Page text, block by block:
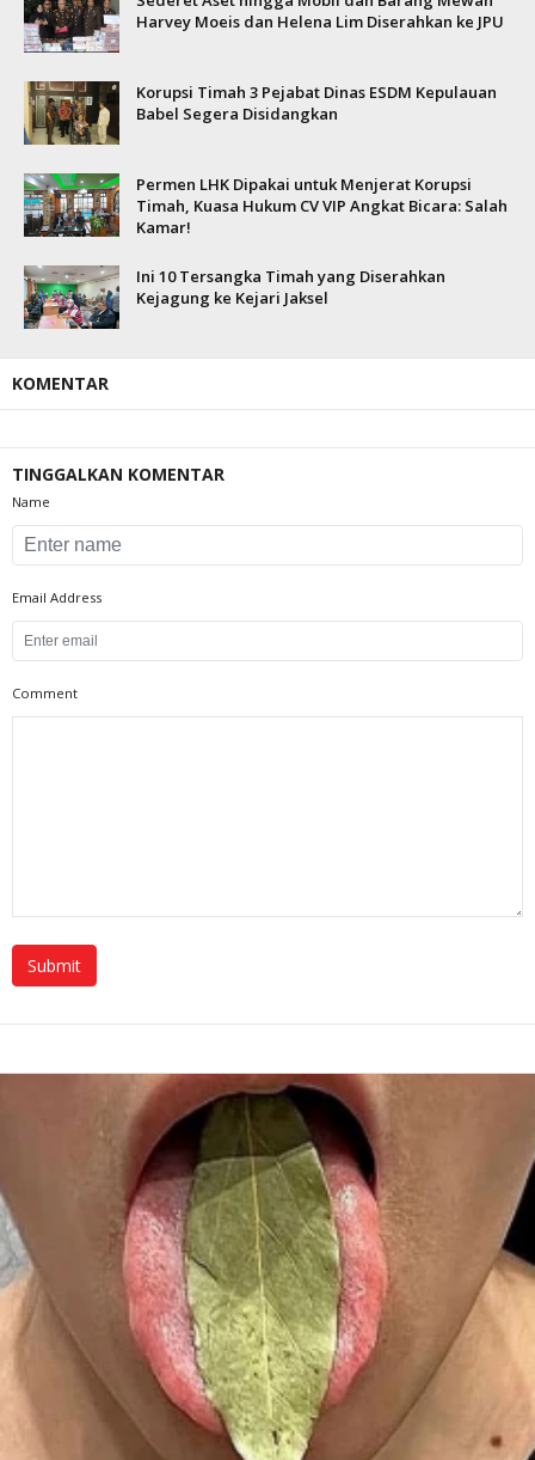
Harvey Moeis dan Helena Lim Diserahkan ke JPU
Korupsi Timah 3 Pejabat Dinas ESDM Kepulauan
Babel Segera Disidangkan
Permen LHK Dipakai untuk Menjerat Korupsi
Timah, Kuasa Hukum CV VIP Angkat Bicara: Salah
Kamar!
Ini 10 Tersangka Timah yang Diserahkan
Kejagung ke Kejari Jaksel
KOMENTAR
TINGGALKAN KOMENTAR
Name
Email Address
Comment